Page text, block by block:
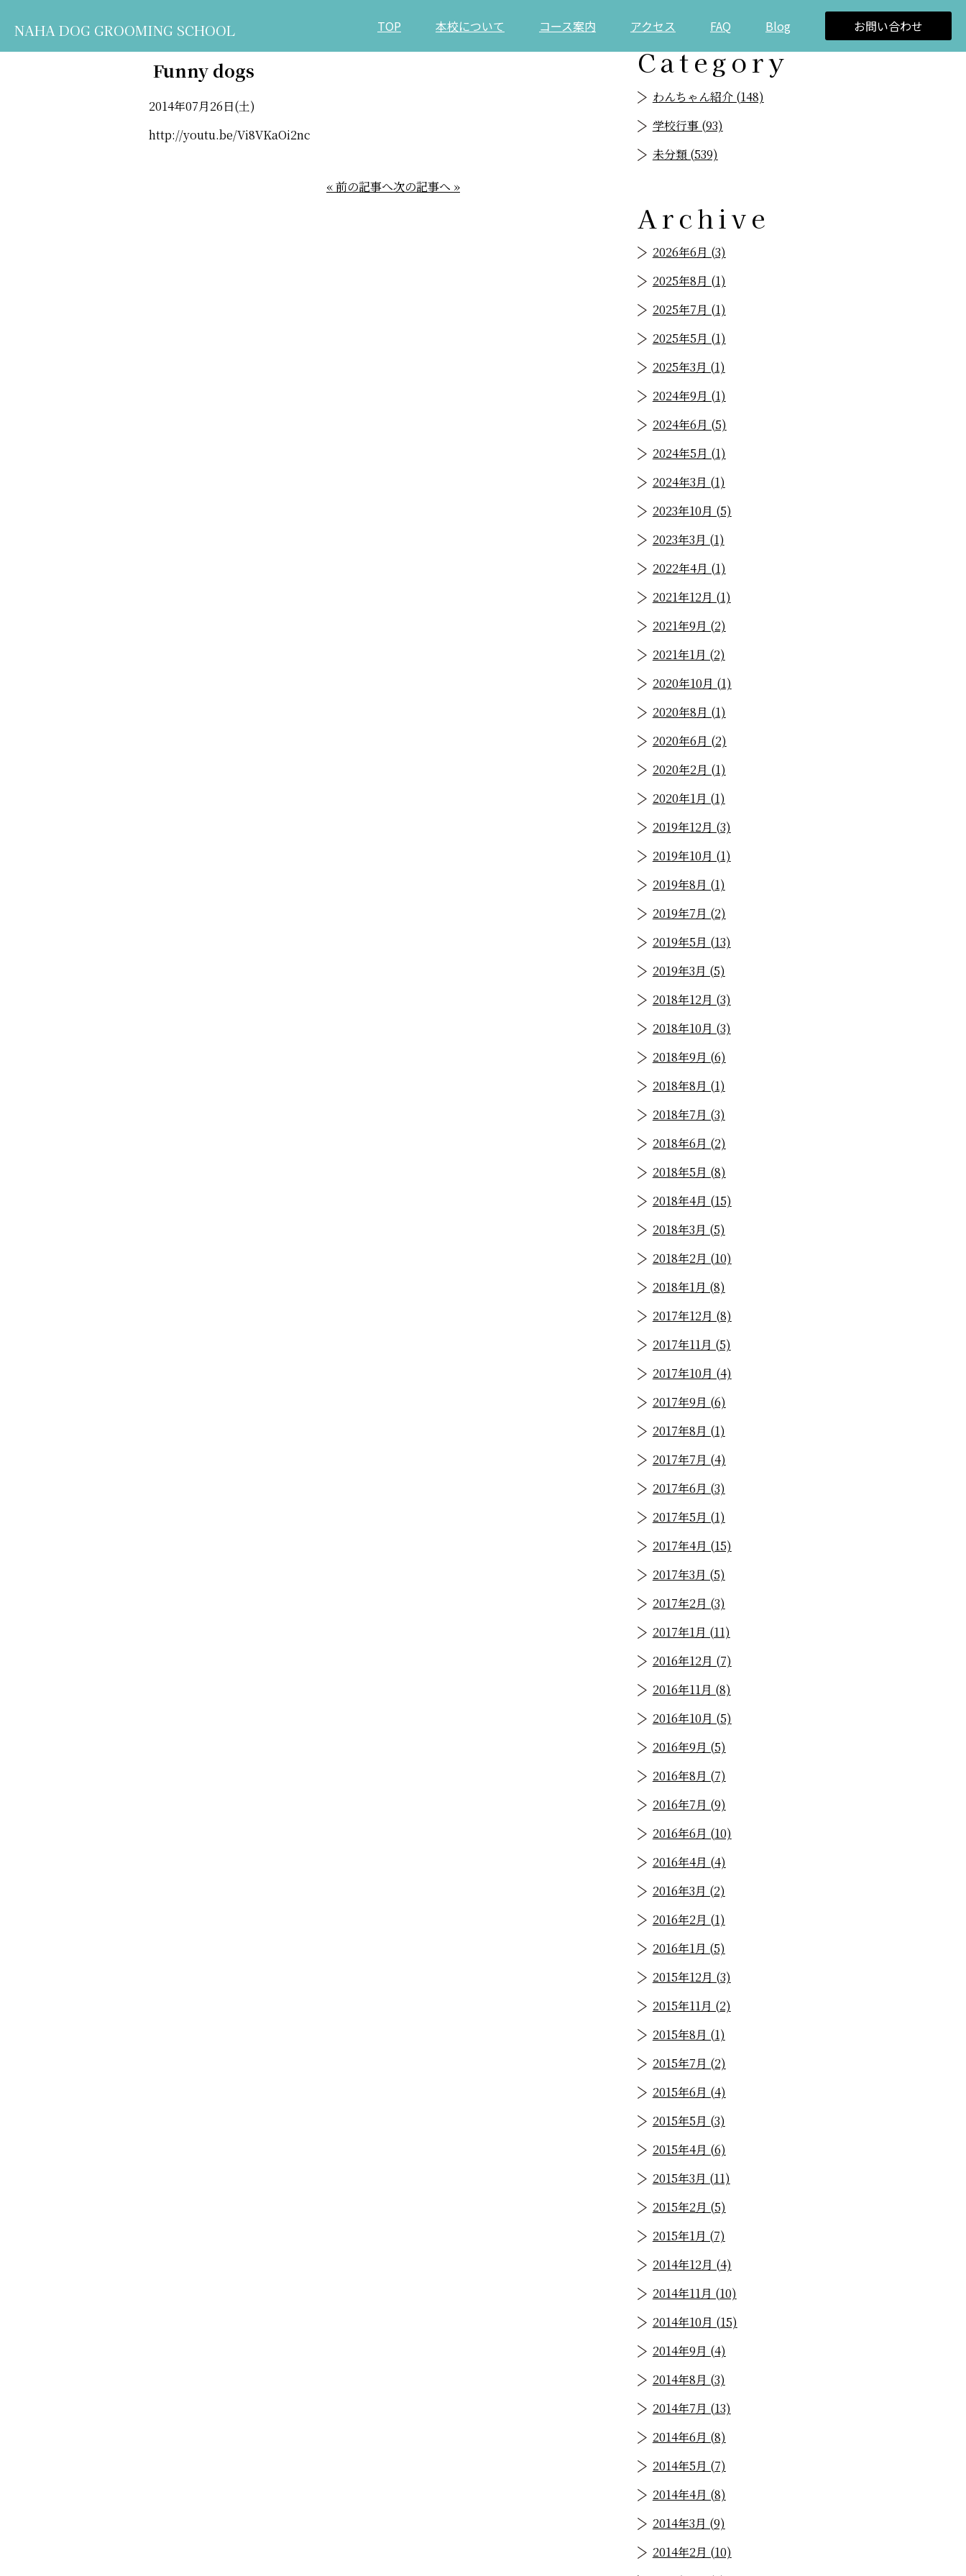
TOP 本校について コース案内 アクセス FAQ Blog お問い合わせ
NAHA DOG GROOMING SCHOOL
Funny dogs
2014年07月26日(土)
http://youtu.be/Vi8VKaOi2nc
« 前の記事へ次の記事へ »
Category
わんちゃん紹介 (148)
学校行事 (93)
未分類 (539)
Archive
2026年6月 (3)
2025年8月 (1)
2025年7月 (1)
2025年5月 (1)
2025年3月 (1)
2024年9月 (1)
2024年6月 (5)
2024年5月 (1)
2024年3月 (1)
2023年10月 (5)
2023年3月 (1)
2022年4月 (1)
2021年12月 (1)
2021年9月 (2)
2021年1月 (2)
2020年10月 (1)
2020年8月 (1)
2020年6月 (2)
2020年2月 (1)
2020年1月 (1)
2019年12月 (3)
2019年10月 (1)
2019年8月 (1)
2019年7月 (2)
2019年5月 (13)
2019年3月 (5)
2018年12月 (3)
2018年10月 (3)
2018年9月 (6)
2018年8月 (1)
2018年7月 (3)
2018年6月 (2)
2018年5月 (8)
2018年4月 (15)
2018年3月 (5)
2018年2月 (10)
2018年1月 (8)
2017年12月 (8)
2017年11月 (5)
2017年10月 (4)
2017年9月 (6)
2017年8月 (1)
2017年7月 (4)
2017年6月 (3)
2017年5月 (1)
2017年4月 (15)
2017年3月 (5)
2017年2月 (3)
2017年1月 (11)
2016年12月 (7)
2016年11月 (8)
2016年10月 (5)
2016年9月 (5)
2016年8月 (7)
2016年7月 (9)
2016年6月 (10)
2016年4月 (4)
2016年3月 (2)
2016年2月 (1)
2016年1月 (5)
2015年12月 (3)
2015年11月 (2)
2015年8月 (1)
2015年7月 (2)
2015年6月 (4)
2015年5月 (3)
2015年4月 (6)
2015年3月 (11)
2015年2月 (5)
2015年1月 (7)
2014年12月 (4)
2014年11月 (10)
2014年10月 (15)
2014年9月 (4)
2014年8月 (3)
2014年7月 (13)
2014年6月 (8)
2014年5月 (7)
2014年4月 (8)
2014年3月 (9)
2014年2月 (10)